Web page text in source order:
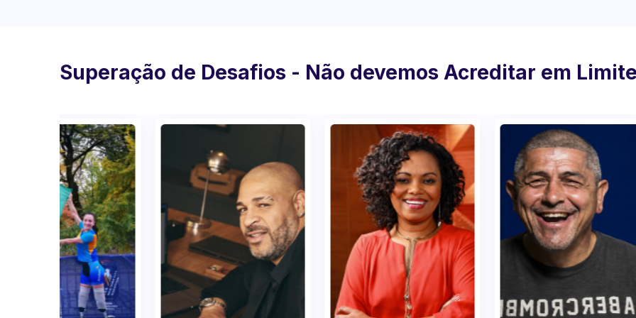
Superação de Desafios - Não devemos Acreditar em